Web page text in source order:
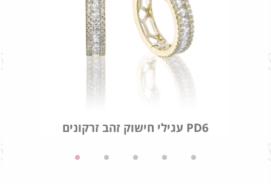
עגילי חישוק זהב זרקונים PD6